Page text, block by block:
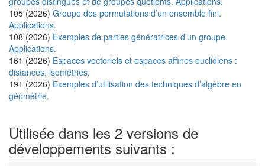
105 (2026) Groupe des permutations d’un ensemble fini.
Applications.
108 (2026) Exemples de parties génératrices d’un groupe.
Applications.
161 (2026) Espaces vectoriels et espaces affines euclidiens :
distances, isométries.
191 (2026) Exemples d’utilisation des techniques d’algèbre en
géométrie.
Utilisée dans les 2 versions de
développements suivants :